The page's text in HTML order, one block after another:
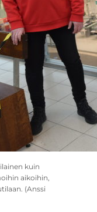
kuin
aikoihin,
(Anssi